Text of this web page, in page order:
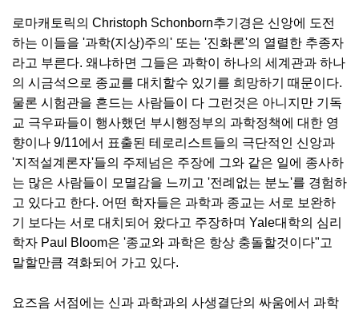
로마캐토릭의 Christoph Schonborn추기경은 신앙에 도전
하는 이들을 '과학(지상)주의' 또는 '진화론'의 열렬한 추종자
라고 부른다. 왜냐하면 그들은 과학이 하나의 세계관과 하나
의 시금석으로 종교를 대치할수 있기를 희망하기 때문이다.
물론 시험관을 흔드는 사람들이 다 그런것은 아니지만 기독
교 극우파들이 행사했던 부시행정부의 과학정책에 대한 영
향이나 9/11에서 표출된 테로리스트들의 극단적인 신앙과
'지적설계론자'들의 주제넘은 주장에 그와 같은 일에 종사하
는 많은 사람들이 모멸감을 느끼고 '전례없는 분노'를 경험하
고 있다고 한다. 어떤 학자들은 과학과 종교는 서로 보완하
기 보다는 서로 대치되어 왔다고 주장하며 Yale대학의 심리
학자 Paul Bloom은 '종교와 과학은 항상 충돌할것이다"고
말할만큼 격화되어 가고 있다.
요즈음 서점에는 신과 과학과의 사생결단의 싸움에서 과학